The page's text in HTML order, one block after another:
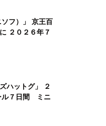
フ）」 京王百
２０２６年７
ットグ」 ２
ル７日間 ミニ